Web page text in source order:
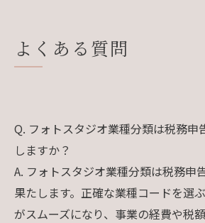
よくある質問
Q. フォトスタジオ業種分類は税務申
しますか？
A. フォトスタジオ業種分類は税務申
果たします。正確な業種コードを選
がスムーズになり、事業の経費や税